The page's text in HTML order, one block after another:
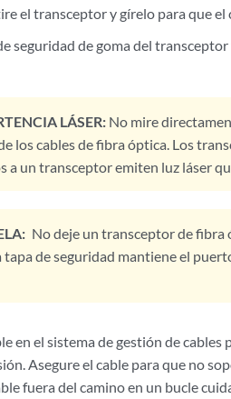
el transceptor y gírelo para que
seguridad de goma del
LÁSER: No mire
los cables de fibra óptica. Los
a un transceptor emiten luz láser
No deje un transceptor de
tapa de seguridad mantiene el
en el sistema de gestión de
Asegure el cable para que no
fuera del camino en un bucle